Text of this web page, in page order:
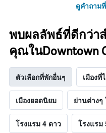
ดูคำถาม
พบผลลัพธ์ที่ดีกว่า
คุณในDowntown
ตัวเลือกที่พักอื่นๆ เมือง
เมืองยอดนิยม ย่านต่างๆ
โรงแรม 4 ดาว โรงแรม